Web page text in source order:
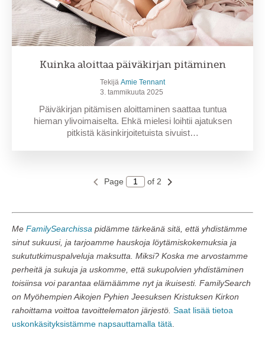
Kuinka aloittaa päiväkirjan pitäminen
Tekijä Amie Tennant
3. tammikuuta 2025
Päiväkirjan pitämisen aloittaminen saattaa tuntua
hieman ylivoimaiselta. Ehkä mielesi loihtii ajatuksen
pitkistä käsinkirjoitetuista sivuist…
Page of 2
Me FamilySearchissa pidämme tärkeänä sitä, että yhdistämme
sinut sukuusi, ja tarjoamme hauskoja löytämiskokemuksia ja
sukututkimuspalveluja maksutta. Miksi? Koska me arvostamme
perheitä ja sukuja ja uskomme, että sukupolvien yhdistäminen
toisiinsa voi parantaa elämäämme nyt ja ikuisesti. FamilySearch
on Myöhempien Aikojen Pyhien Jeesuksen Kristuksen Kirkon
rahoittama voittoa tavoittelematon järjestö. Saat lisää tietoa
uskonkäsityksistämme napsauttamalla tätä